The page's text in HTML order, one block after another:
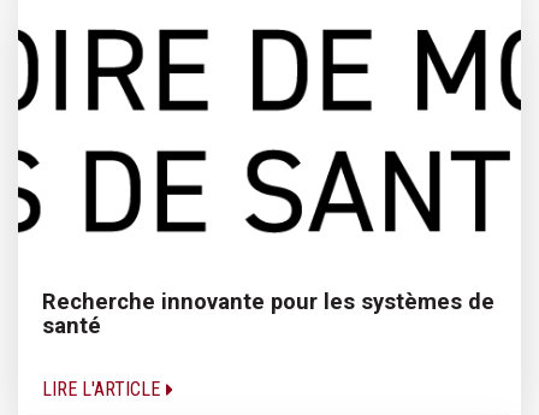
Recherche innovante pour les systèmes de
santé
LIRE L'ARTICLE